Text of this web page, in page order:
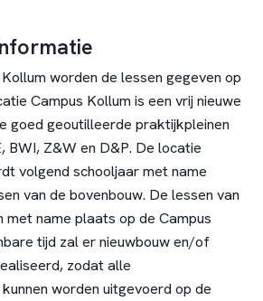
worden de lessen gegeven op
Campus Kollum is een vrij nieuwe
goed geoutilleerde praktijkpleinen
BWI, Z&W en D&P. De locatie
volgend schooljaar met name
van de bovenbouw. De lessen van
met name plaats op de Campus
tijd zal er nieuwbouw en/of
zodat alle
worden uitgevoerd op de